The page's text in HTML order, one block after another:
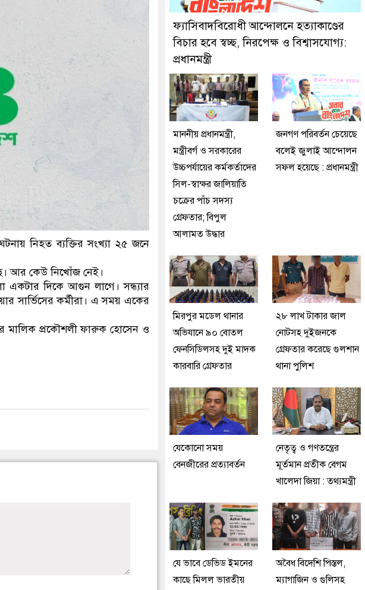
ডাকাতির প্রস্তুতিকালে দুইজনকে গ্রেফতার করেছে মিরপুর মডেল থানা পুলিশ
নিহত ব্যক্তির সংখ্যা ২৫ জনে
আর কেউ নিখোঁজ নেই।
দিকে আগুন লাগে। সন্ধ্যার
সার্ভিসের কর্মীরা। এ সময় একের
মালিক প্রকৌশলী ফারুক হোসেন ও
ফ্যাসিবাদবিরোধী আন্দোলনে হত্যাকাণ্ডের
বিচার হবে স্বচ্ছ, নিরপেক্ষ ও বিশ্বাসযোগ্য:
প্রধানমন্ত্রী
মাননীয় প্রধানমন্ত্রী,
মন্ত্রীবর্গ ও সরকারের
উচ্চপর্যায়ের কর্মকর্তাদের
সিল-স্বাক্ষর জালিয়াতি
চক্রের পাঁচ সদস্য
গ্রেফতার; বিপুল
আলামত উদ্ধার
জনগণ পরিবর্তন চেয়েছে
বলেই জুলাই আন্দোলন
সফল হয়েছে : প্রধানমন্ত্রী
মিরপুর মডেল থানার
অভিযানে ৯০ বোতল
ফেনসিডিলসহ দুই মাদক
কারবারি গ্রেফতার
২৮ লাখ টাকার জাল
নোটসহ দুইজনকে
গ্রেফতার করেছে গুলশান
থানা পুলিশ
যেকোনো সময়
বেনজীরের প্রত্যাবর্তন
নেতৃত্ব ও গণতন্ত্রের
মূর্তমান প্রতীক বেগম
খালেদা জিয়া : তথ্যমন্ত্রী
যে ভাবে ডেভিড ইমনের
কাছে মিলল ভারতীয়
অবৈধ বিদেশি পিস্তল,
ম্যাগাজিন ও গুলিসহ